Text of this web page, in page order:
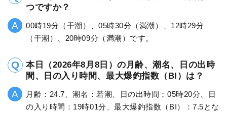
つですか？
00時19分（干潮）、05時30分（満潮）、12時29分
（干潮）、20時09分（満潮）です。
本日（2026年8月8日）の月齢、潮名、日の出時
間、日の入り時間、最大爆釣指数（BI）は？
月齢：24.7、潮名：若潮、日の出時間：05時20分、日
の入り時間：19時01分、最大爆釣指数（BI）：7.5とな